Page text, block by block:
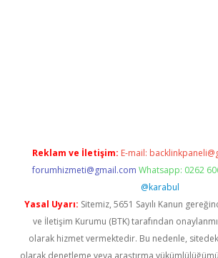
Reklam ve İletişim: E-mail:
forumhizmeti@gmail.com Whatsapp: 0262
@karabul
Yasal Uyarı: Sitemiz, 5651 Sayılı Kanun
ve İletişim Kurumu (BTK) tarafından
olarak hizmet vermektedir. Bu nedenle,
olarak denetleme veya araştırma